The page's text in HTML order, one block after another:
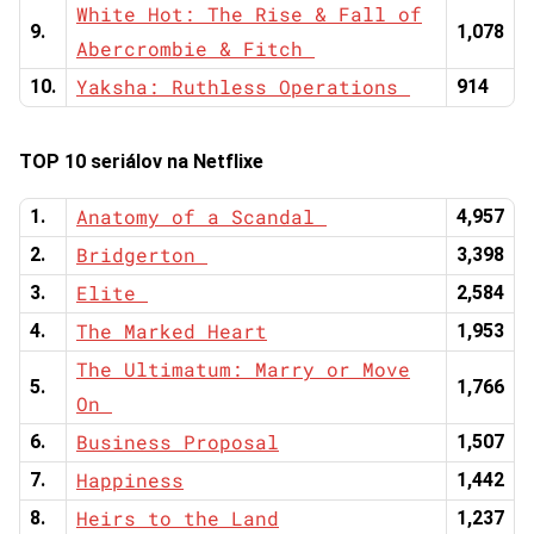
9.
White Hot: The Rise & Fall of
Abercrombie & Fitch
1,078
10. Yaksha: Ruthless Operations 914
TOP 10 seriálov na Netflixe
1. Anatomy of a Scandal
4,957
2.
Bridgerton
3,398
3.
Elite
2,584
4.
The Marked Heart 1,953
5.
The Ultimatum: Marry or Move
On
1,766
6. Business Proposal
1,507
7.
Happiness
1,442
8.
Heirs to the Land 1,237